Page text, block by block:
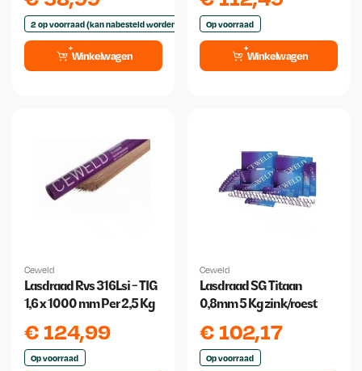
2 op voorraad (kan nabesteld worden)
Winkelwagen
Op voorraad
Winkelwagen
Ceweld
Lasdraad Rvs 316Lsi - TIG
1,6 x 1000 mm Per 2,5 Kg
€124,99
Op voorraad
Ceweld
Lasdraad SG Titaan
0,8mm 5 Kg zink/roest
€102,17
Op voorraad